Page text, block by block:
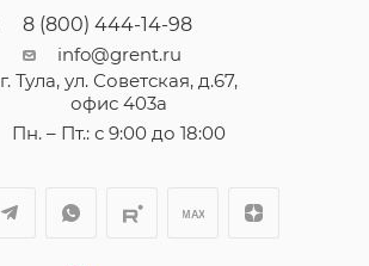
8 (800) 444-14-98
info@grent.ru
г. Тула, ул. Советская, д.67,
офис 403а
Пн. – Пт.: с 9:00 до 18:00